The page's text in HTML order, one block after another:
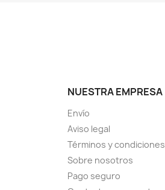
NUESTRA EMPRESA
Envío
Aviso legal
Términos y condiciones
Sobre nosotros
Pago seguro